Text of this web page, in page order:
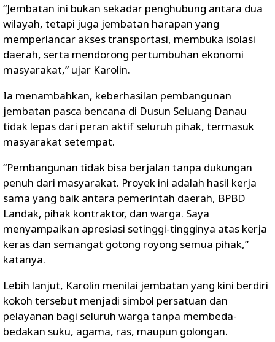
“Jembatan ini bukan sekadar penghubung antara dua
wilayah, tetapi juga jembatan harapan yang
memperlancar akses transportasi, membuka isolasi
daerah, serta mendorong pertumbuhan ekonomi
masyarakat,” ujar Karolin.
Ia menambahkan, keberhasilan pembangunan
jembatan pasca bencana di Dusun Seluang Danau
tidak lepas dari peran aktif seluruh pihak, termasuk
masyarakat setempat.
“Pembangunan tidak bisa berjalan tanpa dukungan
penuh dari masyarakat. Proyek ini adalah hasil kerja
sama yang baik antara pemerintah daerah, BPBD
Landak, pihak kontraktor, dan warga. Saya
menyampaikan apresiasi setinggi-tingginya atas kerja
keras dan semangat gotong royong semua pihak,”
katanya.
Lebih lanjut, Karolin menilai jembatan yang kini berdiri
kokoh tersebut menjadi simbol persatuan dan
pelayanan bagi seluruh warga tanpa membeda-
bedakan suku, agama, ras, maupun golongan.